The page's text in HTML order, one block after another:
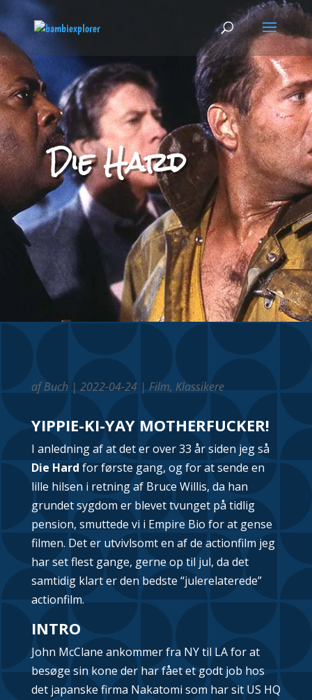
Die Hard
afBuch| 2022-04-24| Film, Klassikere
YIPPIE-KI-YAY MOTHERFUCKER!
I anledning af at det er over 33 år siden jeg så
Die Hard for første gang, og for at sende en
lille hilsen i retning af Bruce Willis, da han
grundet sygdom er blevet tvunget på tidlig
pension, smuttede vi i Empire Bio for at gense
filmen. Det er utvivlsomt en af de actionfilm jeg
har set flest gange, gerne op til jul, da det
samtidig klart er den bedste “julerelaterede”
actionfilm.
INTRO
John McClane ankommer fra NY til LA for at
besøge sin kone der har fået et godt job hos
det japanske firma Nakatomi som har sit US HQ